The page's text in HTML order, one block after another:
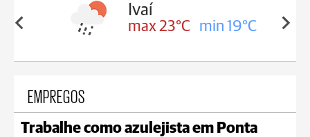
17°C
Ivaí
max 23°C min 19°C
EMPREGOS
Trabalhe como azulejista em Ponta